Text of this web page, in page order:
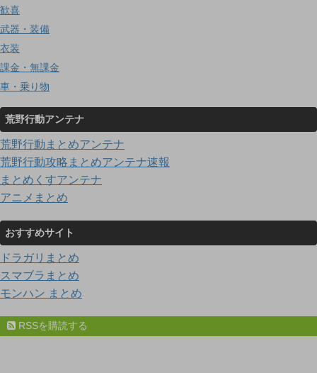
歓喜
武器・装備
衣装
課金・無課金
車・乗り物
荒野行動アンテナ
荒野行動まとめアンテナ
荒野行動攻略まとめアンテナ速報
まとめくすアンテナ
アニメまとめ
おすすめサイト
ドラガリまとめ
スマブラまとめ
モンハン まとめ
RSSを購読する